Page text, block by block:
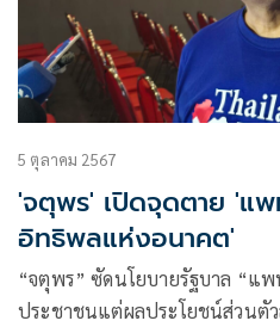
5 ตุลาคม 2567
'จตุพร' เปิดจุดตาย 'แ
อิทธิพลแห่งอนาคต'
“จตุพร” ซัดนโยบายรัฐบาล “แพ
ประชาชนแต่ผลประโยชน์ส่วนตั